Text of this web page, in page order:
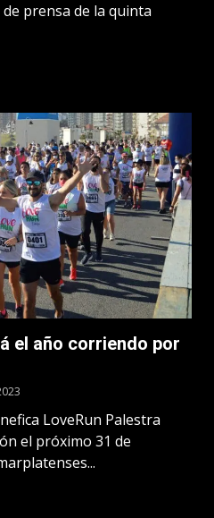
prensa de la quinta
el año corriendo por
LoveRun Palestra
el próximo 31 de